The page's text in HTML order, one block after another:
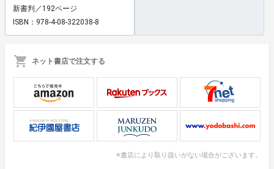
新書判／192ページ
ISBN：978-4-08-322038-8
ネット書店で注文する
※書店により取り扱いがない場合がございます。